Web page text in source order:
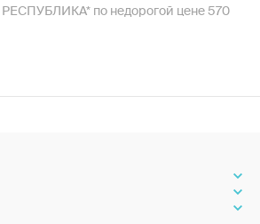
РЕСПУБЛИКА* по недорогой цене 570